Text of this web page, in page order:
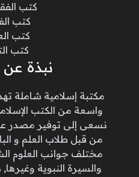
كتب
كتب
كتب
كتب
نبذة عن
مكتبة إسلامية شاملة
واسعة من الكتب
نسعى إلى توفير مصدر
من قبل طلاب العلم و
مختلف جوانب العلوم
والسيرة النبوية